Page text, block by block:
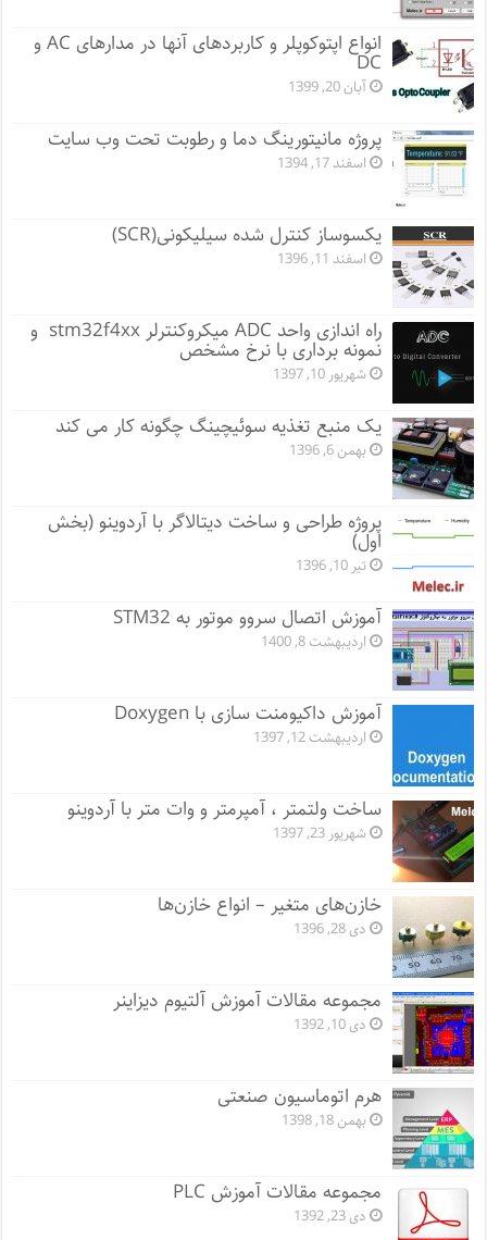
انواع اپتوکوپلر و کاربردهای آنها در مدارهای AC و
DC
آبان 20, 1399
پروژه مانيتورينگ دما و رطوبت تحت وب سایت
اسفند 17, 1394
یکسوساز کنترل شده سیلیکونی(SCR)
اسفند 11, 1396
راه اندازی واحد ADC میکروکنترلر stm32f4xx و
نمونه برداری با نرخ مشخص
شهریور 10, 1397
یک منبع تغذیه سوئیچینگ چگونه کار می کند
بهمن 6, 1396
پروژه طراحی و ساخت دیتالاگر با آردوینو (بخش
اول)
تیر 10, 1396
آموزش اتصال سروو موتور به STM32
اردیبهشت 8, 1400
آموزش داکیومنت سازی با Doxygen
اردیبهشت 12, 1397
ساخت ولتمتر ، آمپرمتر و وات متر با آردوینو
شهریور 23, 1397
خازن‌های متغیر – انواع خازن‌ها
دی 28, 1396
مجموعه مقالات آموزش آلتیوم دیزاینر
دی 10, 1392
هرم اتوماسیون صنعتی
بهمن 18, 1398
مجموعه مقالات آموزش PLC
دی 23, 1392